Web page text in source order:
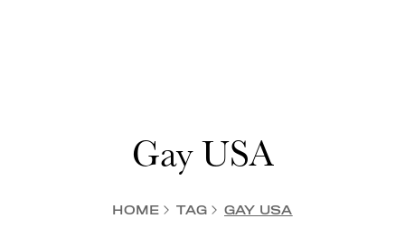
Gay USA
HOME TAG GAY USA